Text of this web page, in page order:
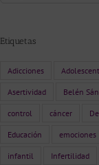
Etiquetas
Adicciones
Asertividad Belén
control cáncer
Educación emociones
infantil Infertilidad